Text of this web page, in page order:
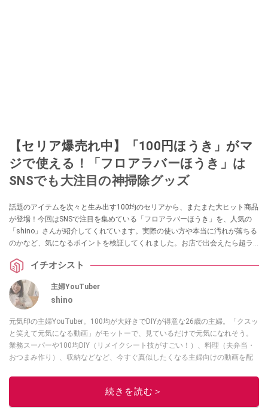
【セリア爆売れ中】「100円ほうき」がマ
ジで使える！「フロアラバーほうき」は
SNSでも大注目の神掃除グッズ
話題のアイテムを次々と生み出す100均のセリアから、またまた大ヒット商品
が登場！今回はSNSで注目を集めている「フロアラバーほうき」を、人気の
「shino」さんが紹介してくれています。実際の使い方や本当に汚れが落ちる
のかなど、気になるポイントを検証してくれました。お店で出会えたら超ラ
イチオシスト
主婦YouTuber
shino
元気印の主婦YouTuber。100均が大好きでDIYが得意な26歳の主婦。「クスッ
と笑えて元気になる動画」がモットーで、見ているだけで元気になれそう。
業務スーパーや100均DIY（リメイクシート技がすごい！）、料理（夫弁当・
おつまみ作り）、収納などなど、今すぐ真似したくなる主婦向けの動画を配
このイチオシストの他の記事を読む
続きを読む＞